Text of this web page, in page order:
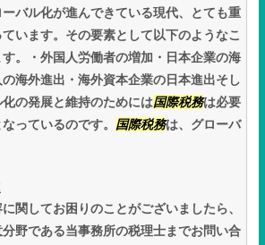
バル化が進んできている現代、とても重
います。その要素として以下のようなこ
。・外国人労働者の増加・日本企業の海
海外進出・海外資本企業の日本進出そし
の発展と維持のためには国際税務は必要
っているのです。 国際税務は、グローバ
関してお困りのことがございましたら、
野である当事務所の税理士までお問い合